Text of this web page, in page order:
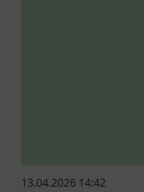
13.04.2026 14:42